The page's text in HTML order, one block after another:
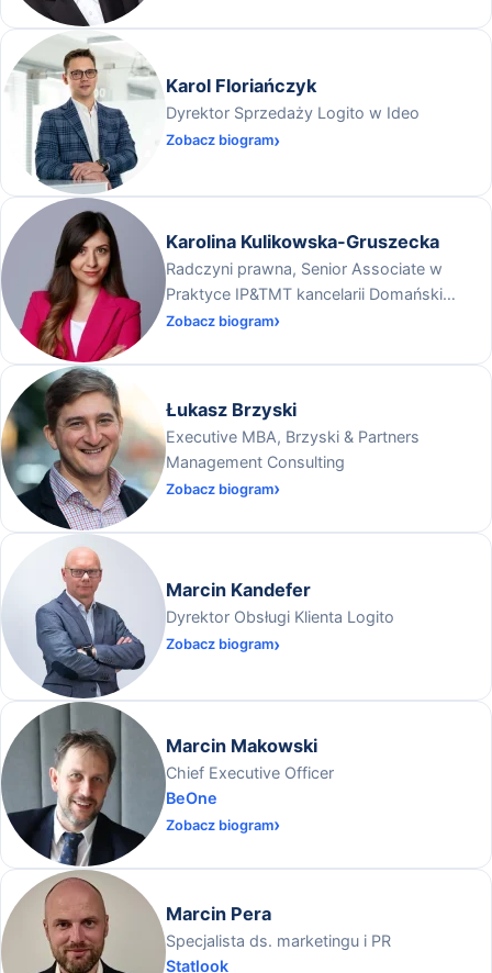
Karol Floriańczyk
Dyrektor Sprzedaży Logito w Ideo
Zobacz biogram
Karolina Kulikowska-Gruszecka
Radczyni prawna, Senior Associate w
Praktyce IP&TMT kancelarii Domański
Zakrzewski Palinka
Zobacz biogram
Łukasz Brzyski
Executive MBA, Brzyski & Partners
Management Consulting
Zobacz biogram
Marcin Kandefer
Dyrektor Obsługi Klienta Logito
Zobacz biogram
Marcin Makowski
Chief Executive Officer
BeOne
Zobacz biogram
Marcin Pera
Specjalista ds. marketingu i PR
Statlook